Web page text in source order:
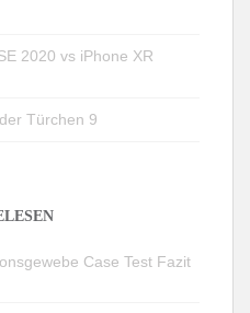
2020 vs iPhone XR
Türchen 9
Case Test Fazit